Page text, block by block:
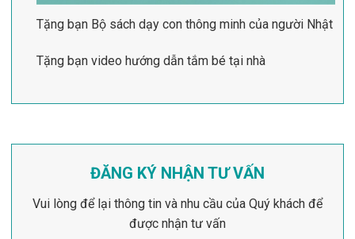
Tặng bạn Bộ sách dạy con thông minh của người Nhật
Tặng bạn video hướng dẫn tắm bé tại nhà
ĐĂNG KÝ NHẬN TƯ VẤN
Vui lòng để lại thông tin và nhu cầu của Quý khách để
được nhận tư vấn